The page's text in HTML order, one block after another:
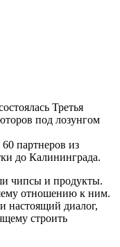
Третья
под лозунгом
партнеров из
до Калининграда.
чипсы и продукты.
отношению к ним.
настоящий диалог,
строить